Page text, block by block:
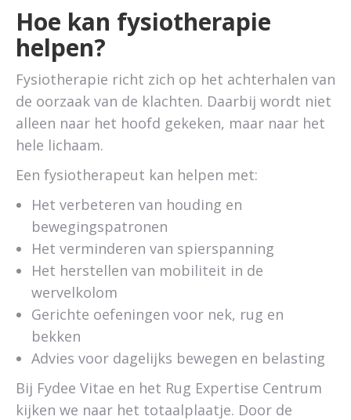
Hoe kan fysiotherapie
helpen?
Fysiotherapie richt zich op het achterhalen van
de oorzaak van de klachten. Daarbij wordt niet
alleen naar het hoofd gekeken, maar naar het
hele lichaam.
Een fysiotherapeut kan helpen met:
Het verbeteren van houding en
bewegingspatronen
Het verminderen van spierspanning
Het herstellen van mobiliteit in de
wervelkolom
Gerichte oefeningen voor nek, rug en
bekken
Advies voor dagelijks bewegen en belasting
Bij Fydee Vitae en het Rug Expertise Centrum
kijken we naar het totaalplaatje. Door de